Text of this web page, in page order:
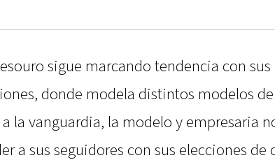
sigue marcando tendencia con sus
donde modela distintos modelos
la vanguardia, la modelo y empresaria
a sus seguidores con sus elecciones de